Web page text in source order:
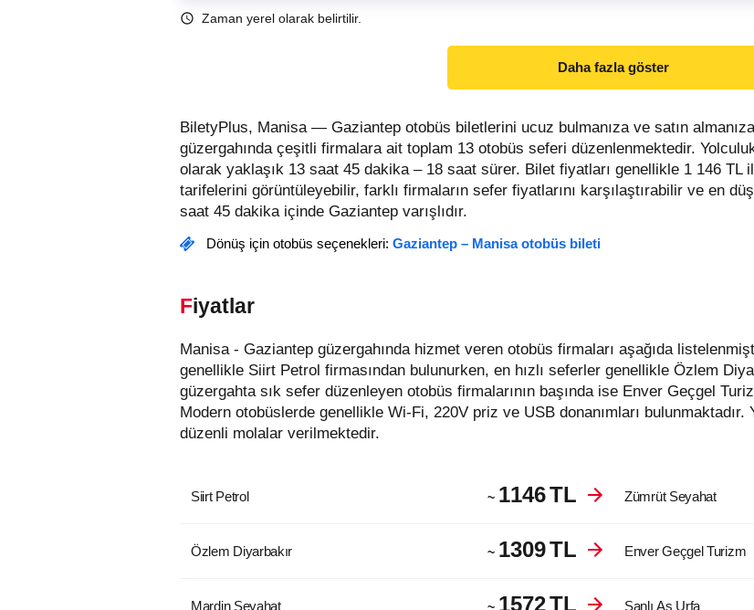
Zaman yerel olarak belirtilir.
Daha fazla göster
BiletyPlus, Manisa — Gaziantep otobüs biletlerini ucuz bulmanıza ve satın
güzergahında çeşitli firmalara ait toplam 13 otobüs seferi düzenlenmektedir.
olarak yaklaşık 13 saat 45 dakika – 18 saat sürer. Bilet fiyatları genellikle 1 146 TL
tarifelerini görüntüleyebilir, farklı firmaların sefer fiyatlarını karşılaştırabilir ve en
saat 45 dakika içinde Gaziantep varışlıdır.
Dönüş için otobüs seçenekleri: Gaziantep – Manisa otobüs bileti
Fiyatlar
Manisa - Gaziantep güzergahında hizmet veren otobüs firmaları aşağıda listelenmiştir. Bu güzergahta en uygun fiyatlı biletler
genellikle Siirt Petrol firmasından bulunurken, en hızlı seferler genellikle Özlem
güzergahta sık sefer düzenleyen otobüs firmalarının başında ise Enver Geçgel
Modern otobüslerde genellikle Wi-Fi, 220V priz ve USB donanımları bulunmaktadır.
düzenli molalar verilmektedir.
Siirt Petrol ~ 1146TL Zümrüt Seyahat
Özlem Diyarbakır ~ 1309TL Enver Geçgel Turizm
Mardin Seyahat 1572TL Şanlı As Urfa